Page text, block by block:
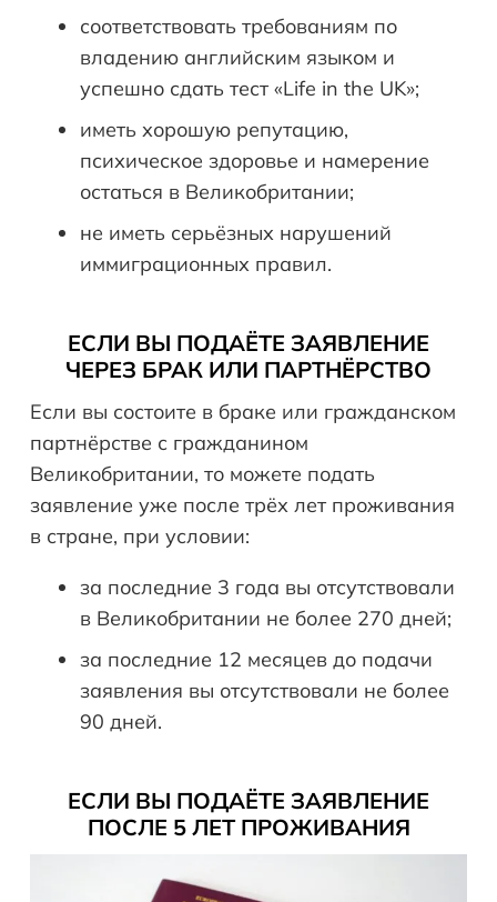
соответствовать требованиям по
владению английским языком и
успешно сдать тест «Life in the UK»;
иметь хорошую репутацию,
психическое здоровье и намерение
остаться в Великобритании;
не иметь серьёзных нарушений
иммиграционных правил.
ЕСЛИ ВЫ ПОДАЁТЕ ЗАЯВЛЕНИЕ
ЧЕРЕЗ БРАК ИЛИ ПАРТНЁРСТВО
Если вы состоите в браке или гражданском
партнёрстве с гражданином
Великобритании, то можете подать
заявление уже после трёх лет проживания
в стране, при условии:
за последние 3 года вы отсутствовали
в Великобритании не более 270 дней;
за последние 12 месяцев до подачи
заявления вы отсутствовали не более
90 дней.
ЕСЛИ ВЫ ПОДАЁТЕ ЗАЯВЛЕНИЕ
ПОСЛЕ 5 ЛЕТ ПРОЖИВАНИЯ